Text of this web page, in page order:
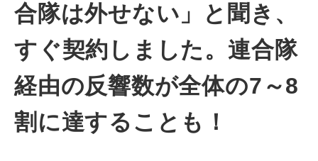
合隊は外せない」と聞き、
すぐ契約しました。連合隊
経由の反響数が全体の7～8
割に達することも！